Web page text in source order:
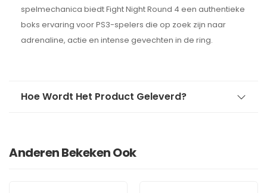
spelmechanica biedt Fight Night Round 4 een authentieke
boks ervaring voor PS3-spelers die op zoek zijn naar
adrenaline, actie en intense gevechten in de ring.
Hoe Wordt Het Product Geleverd?
Anderen Bekeken Ook